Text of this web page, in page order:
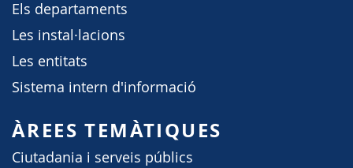
Els departaments
Les instal·lacions
Les entitats
Sistema intern d'informació
ÀREES TEMÀTIQUES
Ciutadania i serveis públics